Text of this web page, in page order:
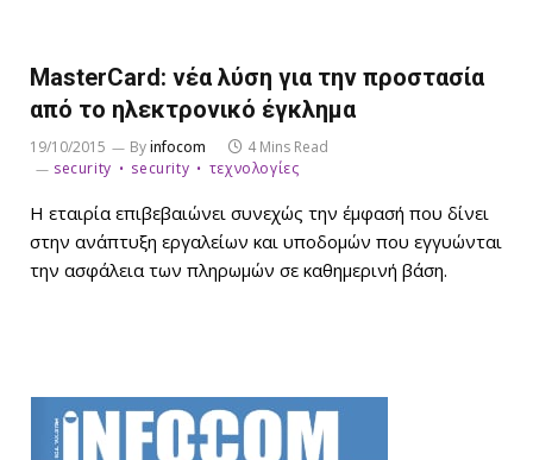
MasterCard: νέα λύση για την προστασία
από το ηλεκτρονικό έγκλημα
19/10/2015 Byinfocom
4 Mins Read
security
security τεχνολογίες
Η εταιρία επιβεβαιώνει συνεχώς την έμφασή που δίνει
στην ανάπτυξη εργαλείων και υποδομών που εγγυώνται
την ασφάλεια των πληρωμών σε καθημερινή βάση.